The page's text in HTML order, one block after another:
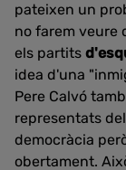
pateixen un
no farem veure
els partits
idea d'una
Pere Calvó
representats
democràcia
obertament.